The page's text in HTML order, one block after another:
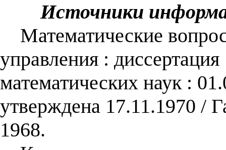
Источники
Математические
управления :
математических наук :
утверждена 17.11.1970 /
1968.